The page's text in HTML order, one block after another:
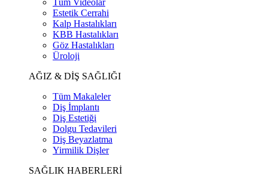
Tüm Videolar
Estetik Cerrahi
Kalp Hastalıkları
KBB Hastalıkları
Göz Hastalıkları
Üroloji
AĞIZ & DİŞ SAĞLIĞI
Tüm Makaleler
Diş İmplantı
Diş Estetiği
Dolgu Tedavileri
Diş Beyazlatma
Yirmilik Dişler
SAĞLIK HABERLERİ